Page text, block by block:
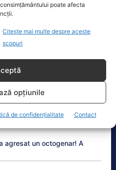
poate afecta
Citește mai multe despre aceste
scopuri
opțiunile
de confidențialitate Contact
a fost gestionat scandalul
agresat un octogenar! A